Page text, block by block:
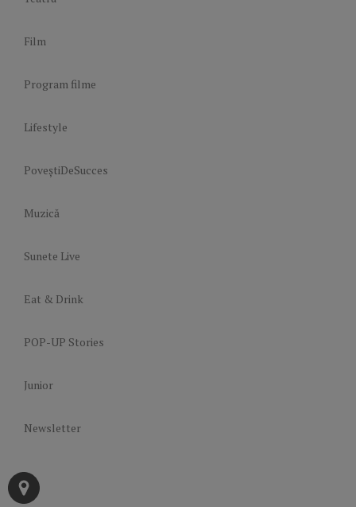
Film
Program filme
Lifestyle
PoveștiDeSucces
Muzică
Sunete Live
Eat & Drink
POP-UP Stories
Junior
Newsletter